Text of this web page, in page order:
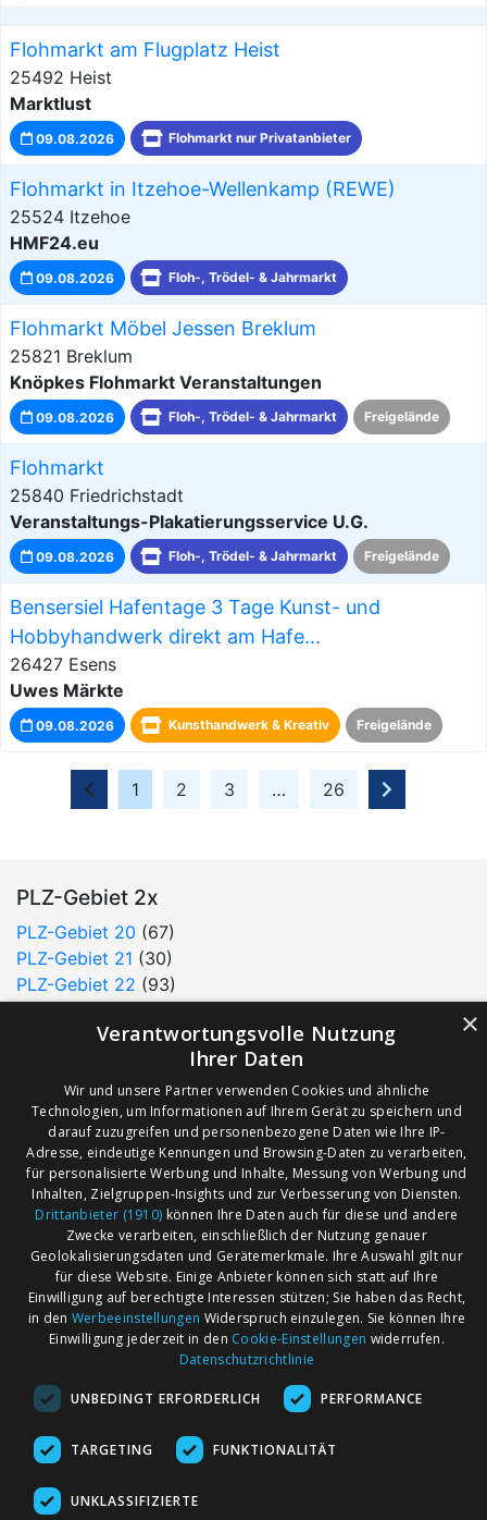
Flohmarkt am Flugplatz Heist
25492 Heist
Marktlust
09.08.2026 Flohmarkt nur Privatanbieter
Flohmarkt in Itzehoe-Wellenkamp (REWE)
25524 Itzehoe
HMF24.eu
09.08.2026 Floh-, Trödel- & Jahrmarkt
Flohmarkt Möbel Jessen Breklum
25821 Breklum
Knöpkes Flohmarkt Veranstaltungen
09.08.2026 Floh-, Trödel- & Jahrmarkt Freigelände
Flohmarkt
25840 Friedrichstadt
Veranstaltungs-Plakatierungsservice U.G.
09.08.2026 Floh-, Trödel- & Jahrmarkt Freigelände
Bensersiel Hafentage 3 Tage Kunst- und
Hobbyhandwerk direkt am Hafe...
26427 Esens
Uwes Märkte
09.08.2026 Kunsthandwerk & Kreativ Freigelände
1 2 3 … 26
PLZ-Gebiet 2x
PLZ-Gebiet 20 (67)
PLZ-Gebiet 21 (30)
PLZ-Gebiet 22 (93)
PLZ-Gebiet 24(77)
PLZ-Gebiet 26(56)
PLZ-Gebiet 27(19)
PLZ-Gebiet 28 (32)
PLZ-Gebiet 29(21)
Impressum
Datenschutz
Kontakt
Märkte nach Bundesländern
Märkte nach PLZ
Märkte nach Umkreis
Flohmarkt
×
Verantwortungsvolle Nutzung
Ihrer Daten
Wir und unsere Partner verwenden Cookies und ähnliche
Technologien, um Informationen auf Ihrem Gerät zu speichern und
darauf zuzugreifen und personenbezogene Daten wie Ihre IP-
Adresse, eindeutige Kennungen und Browsing-Daten zu verarbeiten,
für personalisierte Werbung und Inhalte, Messung von Werbung und
Inhalten, Zielgruppen-Insights und zur Verbesserung von Diensten.
Drittanbieter (1910) können Ihre Daten auch für diese und andere
Zwecke verarbeiten, einschließlich der Nutzung genauer
Geolokalisierungsdaten und Gerätemerkmale. Ihre Auswahl gilt nur
für diese Website. Einige Anbieter können sich statt auf Ihre
Einwilligung auf berechtigte Interessen stützen; Sie haben das Recht,
in den Werbeeinstellungen Widerspruch einzulegen. Sie können Ihre
Einwilligung jederzeit in den Cookie-Einstellungen widerrufen.
Datenschutzrichtlinie
UNBEDINGT ERFORDERLICH PERFORMANCE
TARGETING FUNKTIONALITÄT
UNKLASSIFIZIERTE